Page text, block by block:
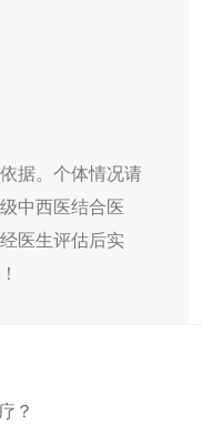
据。个体情况请
中西医结合医
医生评估后实
？